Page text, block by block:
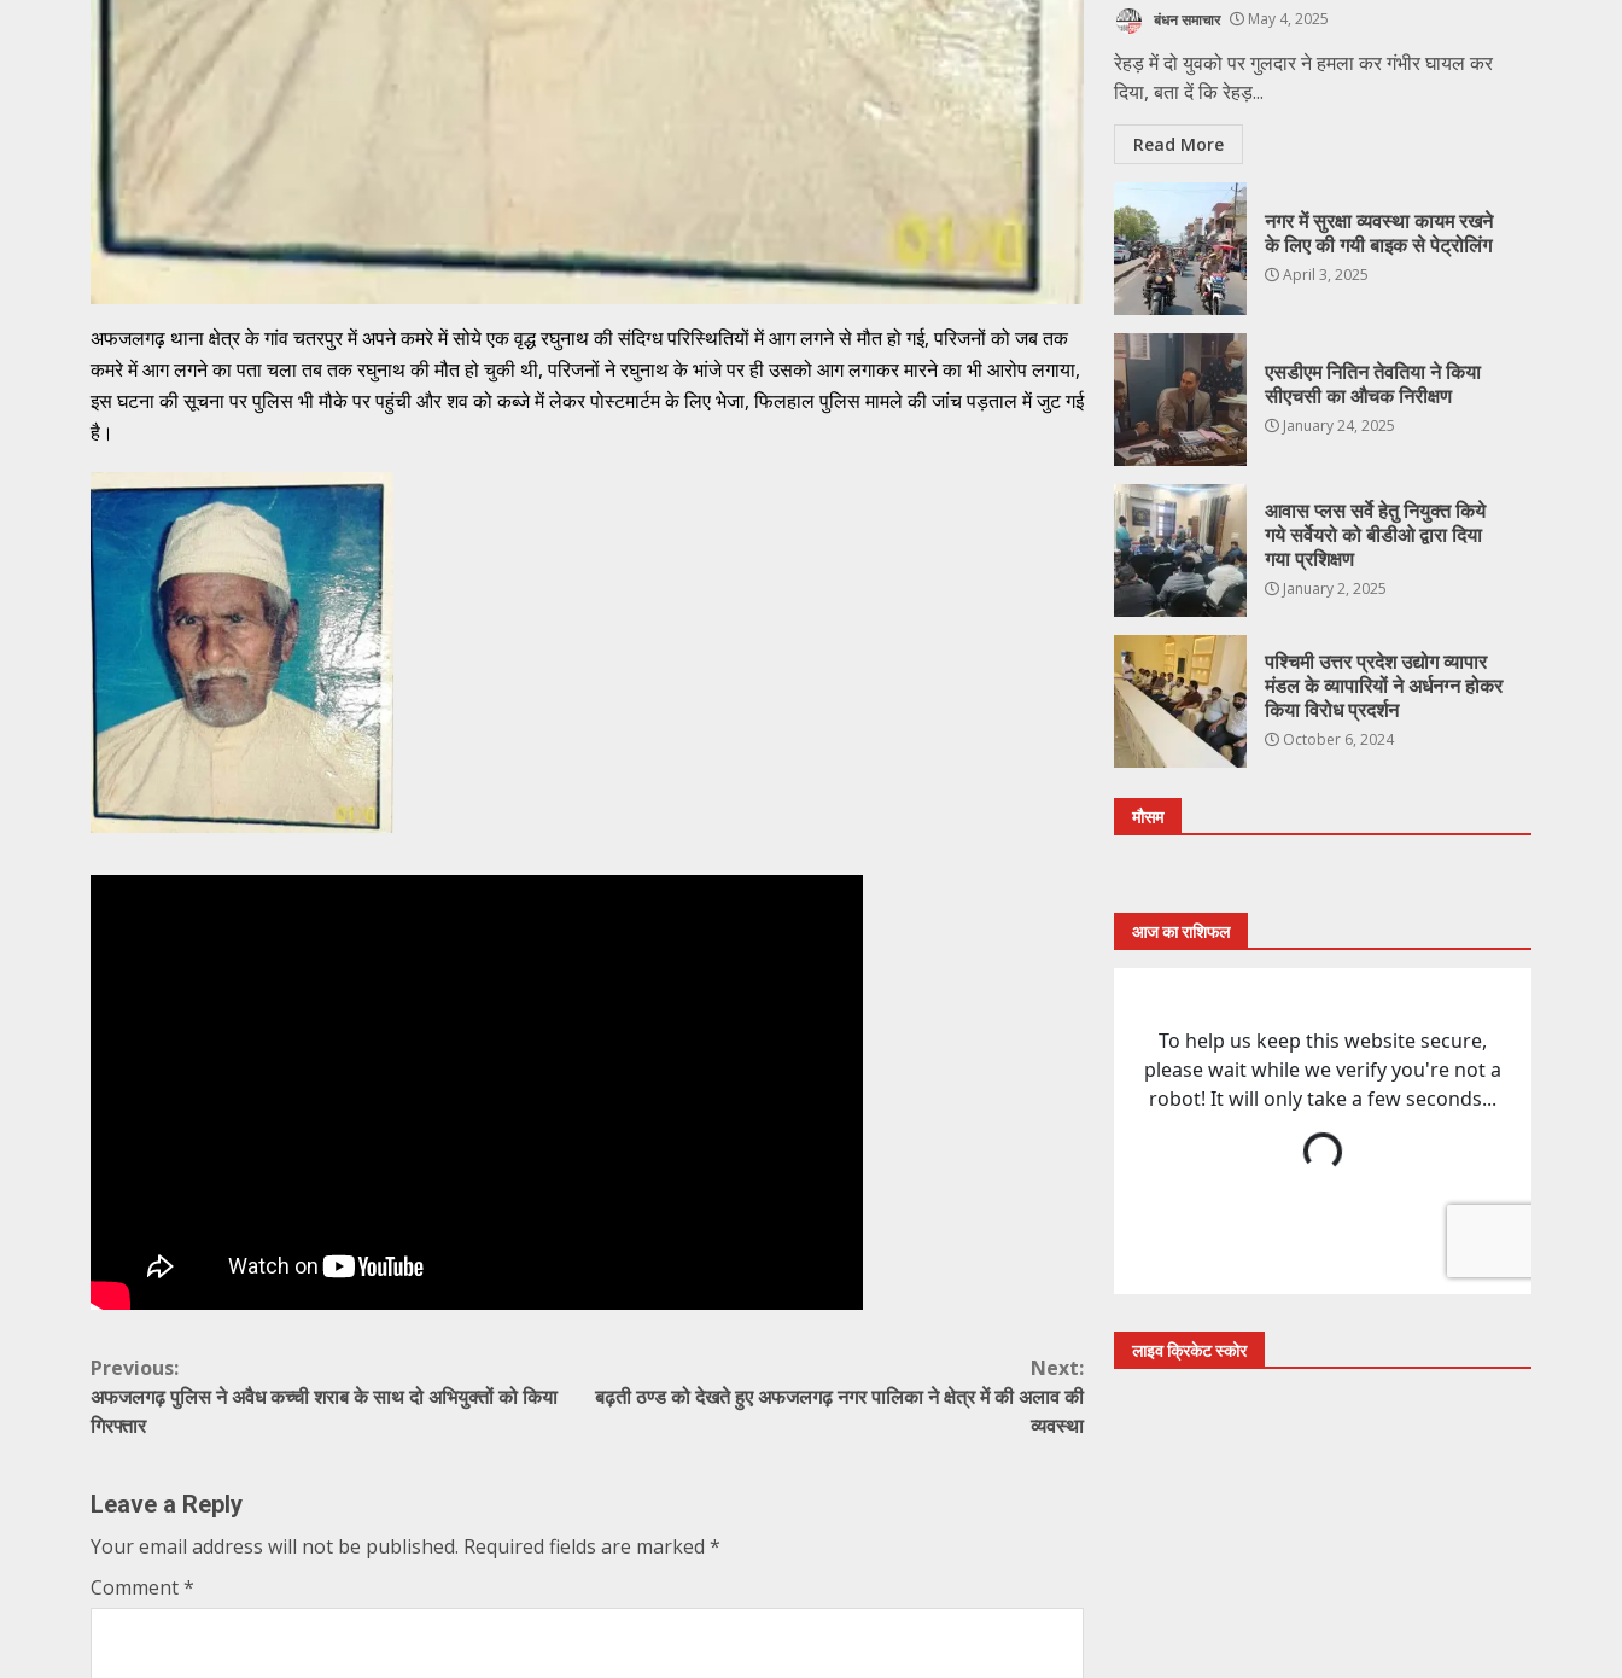
अफजलगढ़ थाना क्षेत्र के गांव चतरपुर में अपने कमरे में सोये एक वृद्ध रघुनाथ की संदिग्ध परिस्थितियों में आग लगने से मौत हो गई, परिजनों को जब तक
कमरे में आग लगने का पता चला तब तक रघुनाथ की मौत हो चुकी थी, परिजनों ने रघुनाथ के भांजे पर ही उसको आग लगाकर मारने का भी आरोप लगाया,
इस घटना की सूचना पर पुलिस भी मौके पर पहुंची और शव को कब्जे में लेकर पोस्टमार्टम के लिए भेजा, फिलहाल पुलिस मामले की जांच पड़ताल में जुट गई
है।
Continue
Reading
Previous:
अफजलगढ़ पुलिस ने अवैध कच्ची शराब के साथ दो अभियुक्तों को किया
गिरफ्तार
Next:
बढ़ती ठण्ड को देखते हुए अफजलगढ़ नगर पालिका ने क्षेत्र में की अलाव की
व्यवस्था
Leave a Reply
Your email address will not be published. Required fields are marked *
Comment*
बंधन समाचार May 4, 2025
रेहड़ में दो युवको पर गुलदार ने हमला कर गंभीर घायल कर
दिया, बता दें कि रेहड़...
Read More
नगर में सुरक्षा व्यवस्था कायम रखने
के लिए की गयी बाइक से पेट्रोलिंग
April 3, 2025
एसडीएम नितिन तेवतिया ने किया
सीएचसी का औचक निरीक्षण
January 24, 2025
आवास प्लस सर्वे हेतु नियुक्त किये
गये सर्वेयरो को बीडीओ द्वारा दिया
गया प्रशिक्षण
January 2, 2025
पश्चिमी उत्तर प्रदेश उद्योग व्यापार
मंडल के व्यापारियों ने अर्धनग्न होकर
किया विरोध प्रदर्शन
October 6, 2024
मौसम
आज का राशिफल
लाइव क्रिकेट स्कोर